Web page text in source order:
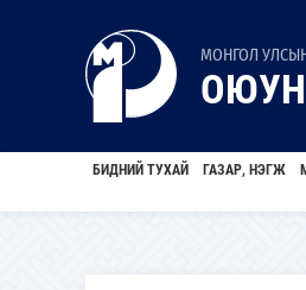
МОНГОЛ УЛСЫН
БИДНИЙ ТУХАЙ ГАЗАР, НЭГЖ